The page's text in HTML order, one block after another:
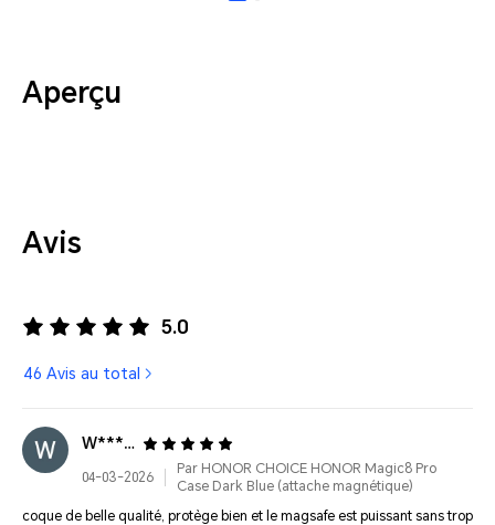
Aperçu
Avis
5.0
46 Avis au total
W***********
04-03-2026
Par HONOR CHOICE HONOR Magic8 Pro
Case Dark Blue (attache magnétique)
coque de belle qualité, protège bien et le magsafe est puissant sans trop